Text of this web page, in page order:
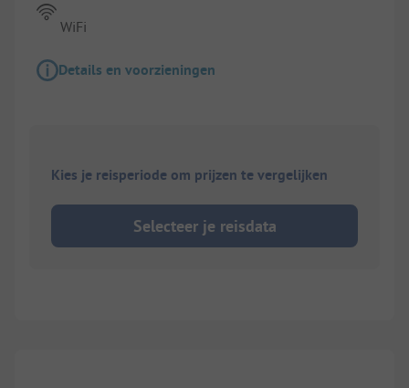
WiFi
Details en voorzieningen
Kies je reisperiode om prijzen te vergelijken
Selecteer je reisdata